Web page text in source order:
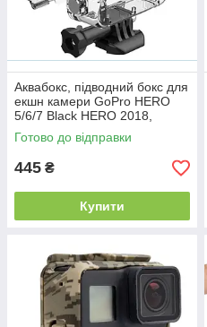
Аквабокс, підводний бокс для
екшн камери GoPro HERO
5/6/7 Black HERO 2018,
Прозорий
Готово до відправки
445 ₴
Купити